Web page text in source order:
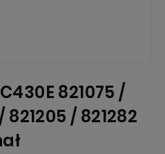
821075 /
821205 / 821282